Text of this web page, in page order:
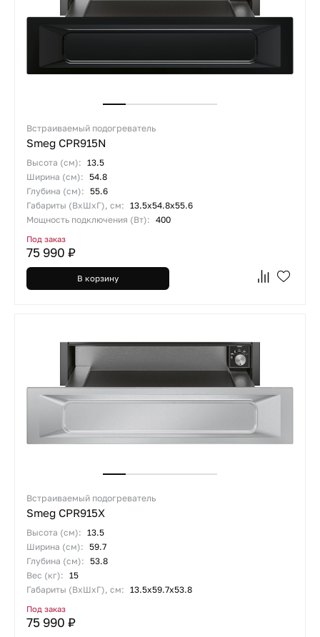
Встраиваемый подогреватель
Smeg CPR915N
Высота (см): 13.5
Ширина (см): 54.8
Глубина (см): 55.6
Габариты (ВхШхГ), см: 13.5х54.8х55.6
Мощность подключения (Вт): 400
Под заказ
75 990 ₽
В корзину
Встраиваемый подогреватель
Smeg CPR915X
Высота (см): 13.5
Ширина (см): 59.7
Глубина (см): 53.8
Вес (кг): 15
Габариты (ВхШхГ), см: 13.5х59.7х53.8
Под заказ
75 990 ₽